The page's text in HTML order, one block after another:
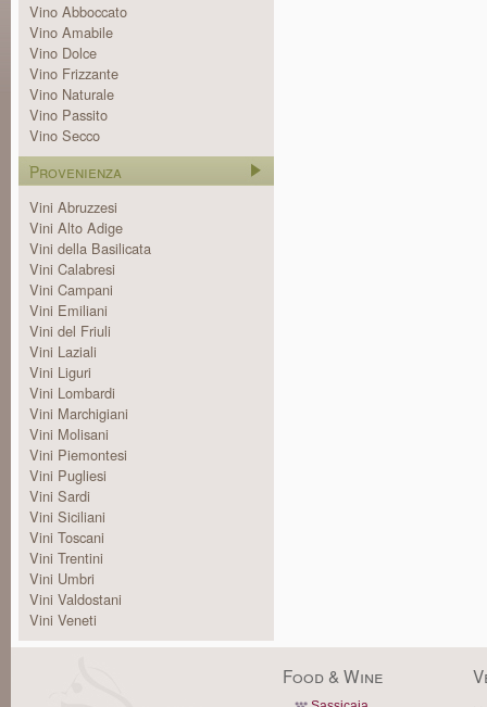
Vino Abboccato
Vino Amabile
Vino Dolce
Vino Frizzante
Vino Naturale
Vino Passito
Vino Secco
Provenienza
Vini Abruzzesi
Vini Alto Adige
Vini della Basilicata
Vini Calabresi
Vini Campani
Vini Emiliani
Vini del Friuli
Vini Laziali
Vini Liguri
Vini Lombardi
Vini Marchigiani
Vini Molisani
Vini Piemontesi
Vini Pugliesi
Vini Sardi
Vini Siciliani
Vini Toscani
Vini Trentini
Vini Umbri
Vini Valdostani
Vini Veneti
Food & Wine